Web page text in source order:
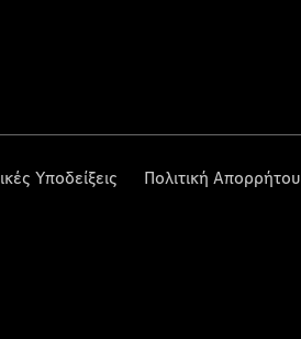
Υποδείξεις Πολιτική Απορρήτου